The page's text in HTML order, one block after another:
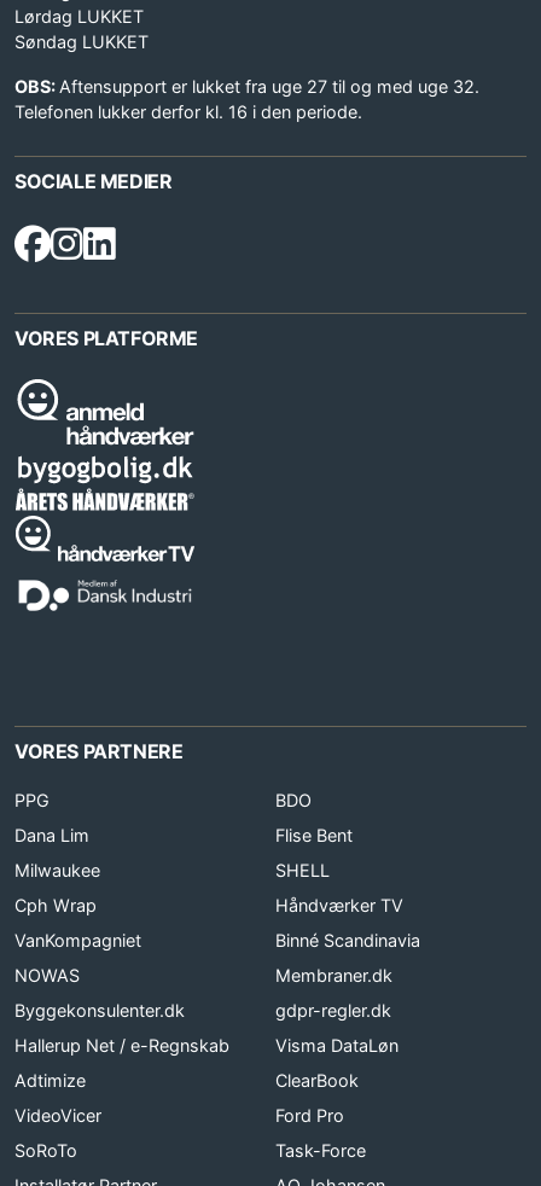
Lørdag LUKKET
Søndag LUKKET
OBS: Aftensupport er lukket fra uge 27 til og med uge 32.
Telefonen lukker derfor kl. 16 i den periode.
SOCIALE MEDIER
VORES PLATFORME
VORES PARTNERE
PPG
BDO
Dana Lim
Flise Bent
Milwaukee
SHELL
Cph Wrap
Håndværker TV
VanKompagniet
Binné Scandinavia
NOWAS
Membraner.dk
Byggekonsulenter.dk
gdpr-regler.dk
Hallerup Net / e-Regnskab
Visma DataLøn
Adtimize
ClearBook
VideoVicer
Ford Pro
SoRoTo
Task-Force